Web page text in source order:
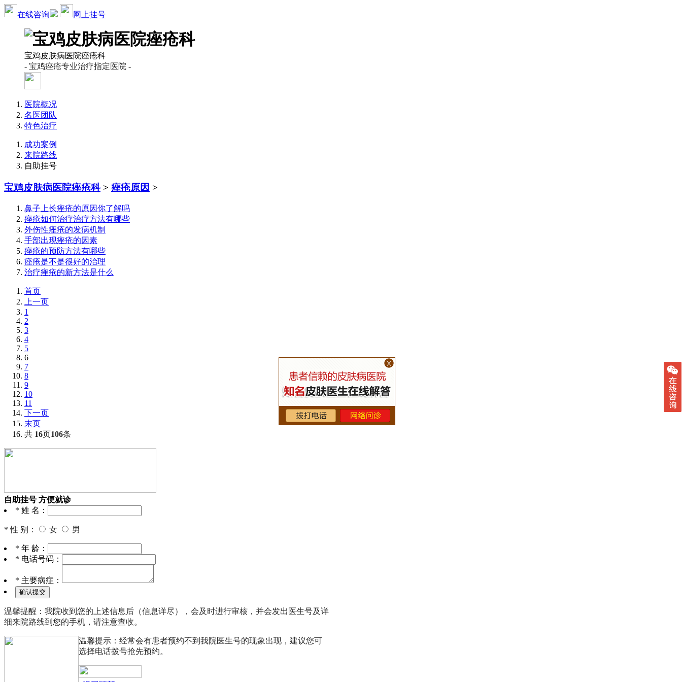
在线咨询 网上挂号
宝鸡皮肤病医院痤疮科
- 宝鸡痤疮专业治疗指定医院 -
医院概况
名医团队
特色治疗
成功案例
来院路线
自助挂号
宝鸡皮肤病医院痤疮科> 痤疮原因 >
鼻子上长痤疮的原因你了解吗
痤疮如何治疗治疗方法有哪些
外伤性痤疮的发病机制
手部出现痤疮的因素
痤疮的预防方法有哪些
痤疮是不是很好的治理
治疗痤疮的新方法是什么
首页
上一页
1
2
3
4
5
6
7
8
9
10
11
下一页
末页
共 16页106条
自助挂号 方便就诊
* 姓 名：
* 性 别： 女 男
* 年 龄：
* 电话号码：
* 主要病症：
温馨提醒： 我院收到您的上述信息后（信息详尽），会及时进行审核，并会发出医生号及详
细来院路线到您的手机，请注意查收。
温馨提示： 经常会有患者预约不到我院医生号的现象出现，建议您可
选择电话拨号抢先预约。